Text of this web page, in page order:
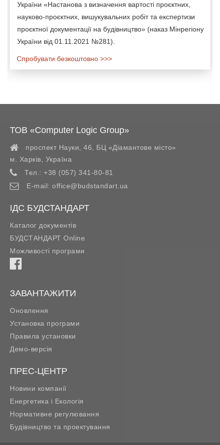
України «Настанова з визначення вартості проєктних,
науково-проєктних, вишукувальних робіт та експертизи
проєктної документації на будівництво» (наказ Мінрегіону
України від 01.11.2021 №281).
Спробувати безкоштовно >>>
ТОВ «Computer Logic Group»
проспект Науки, 46, БЦ «Діамантове місто»
м. Харків
Україна
Тел.: +38 (057) 341-80-81
E-mail: office@budstandart.ua
ІДС БУДСТАНДАРТ
Каталог документів
БУДСТАНДАРТ Online
Можливості програми
ЗАВАНТАЖИТИ
Оновлення
Установка програми
Правила установки
Демо-версія
ПРЕС-ЦЕНТР
Новини компанії
Енергетика і Екологія
Нормативне регулювання
Будівництво та проектування